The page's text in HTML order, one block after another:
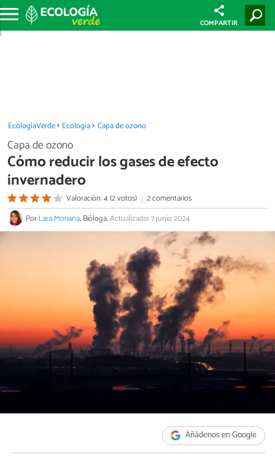
COMPARTIR
EcologíaVerde Ecología Capa de ozono
Capa de ozono
Cómo reducir los gases de efecto
invernadero
Valoración: 4 (2 votos)
2 comentarios
PorLara Moriana, Bióloga.Actualizado: 7 junio 2024
Añádenos en Google